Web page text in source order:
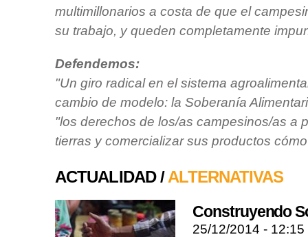
multimillonarios a costa de que el
su trabajo, y queden completamente
Defendemos:
"Un giro radical en el sistema
cambio de modelo: la Soberanía
"los derechos de los/as campesinos/as a
tierras y comercializar sus productos
ACTUALIDAD /ALTERNATIVAS
Construyendo
25/12/2014 - 12:15